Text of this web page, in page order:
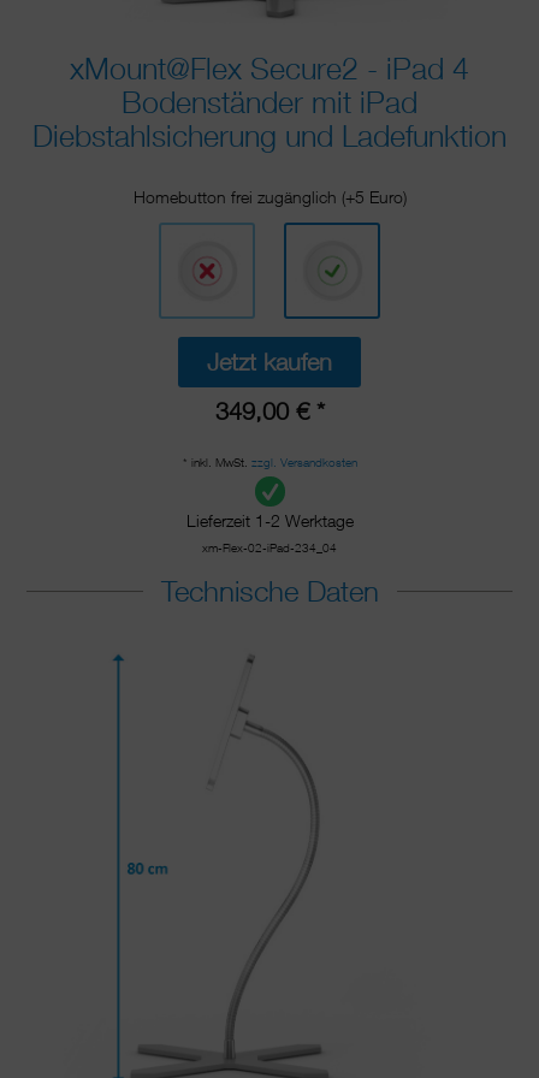
xMount@Flex Secure2 - iPad 4
Bodenständer mit iPad
Diebstahlsicherung und Ladefunktion
Homebutton frei zugänglich (+5 Euro)
Jetzt kaufen
349,00 € *
* inkl. MwSt. zzgl. Versandkosten
Lieferzeit 1-2 Werktage
xm-Flex-02-iPad-234_04
Technische Daten